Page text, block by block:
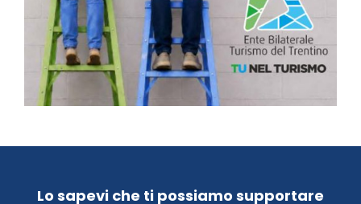
Lo sapevi che ti possiamo supportare